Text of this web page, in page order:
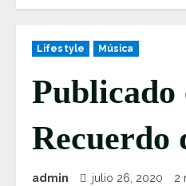
Lifestyle Música
Publicado
admin julio 26, 2020 2